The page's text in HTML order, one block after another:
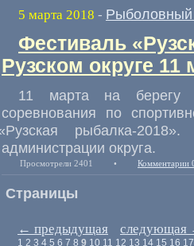
5 марта 2018 - Рыболовный
Фестиваль
Рузском округе 11
11 марта на берегу
соревнования по
Рузская рыбалка-
администрации округа.
Просмотрели 2401 • Комментарии
Страницы
← предыдущая следующая
1 2 3 4 5 6 7 8 9 10 11 12 13 14 15 16 17